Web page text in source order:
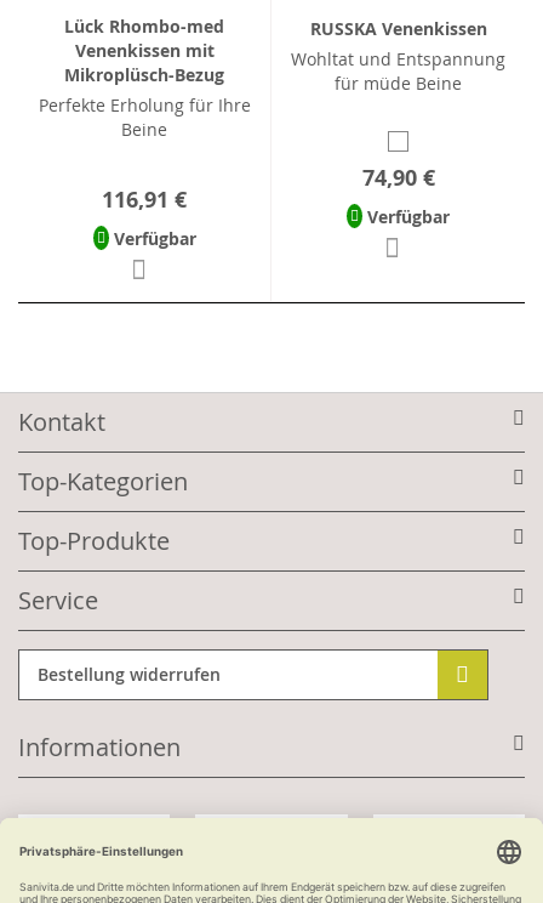
Lück Rhombo-med
Venenkissen mit
Mikroplüsch-Bezug
Perfekte Erholung für Ihre
Beine
116,91 €
Verfügbar
RUSSKA Venenkissen
Wohltat und Entspannung
für müde Beine
74,90 €
Verfügbar
Kontakt
Top-Kategorien
Top-Produkte
Service
Bestellung widerrufen
Informationen